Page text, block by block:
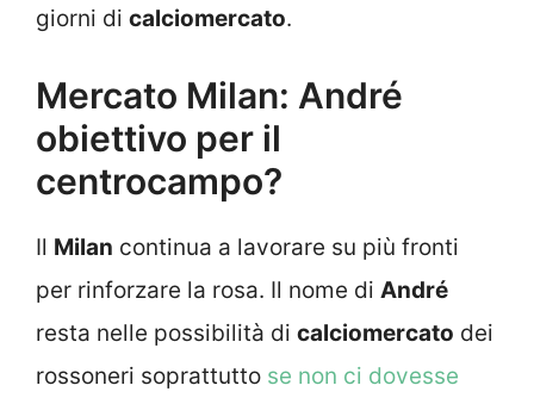
giorni di calciomercato.
Mercato Milan: André
obiettivo per il
centrocampo?
Il Milan continua a lavorare su più fronti
per rinforzare la rosa. Il nome di André
resta nelle possibilità di calciomercato dei
rossoneri soprattutto se non ci dovesse